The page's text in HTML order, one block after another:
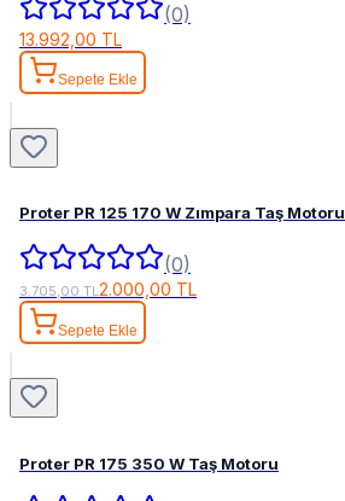
(0)
13.992,00 TL
Sepete Ekle
Proter PR 125 170 W Zımpara Taş Motoru
(0)
3.705,00 TL2.000,00 TL
Sepete Ekle
Proter PR 175 350 W Taş Motoru